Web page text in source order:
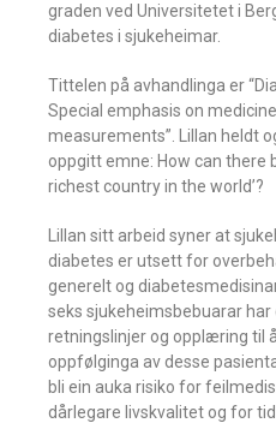
graden ved Universitetet i
diabetes i sjukeheimar.
Tittelen på avhandlinga er
Special emphasis on
measurements”. Lillan heldt
oppgitt emne: How can there
richest country in the world’?
Lillan sitt arbeid syner at
diabetes er utsett for
generelt og
seks sjukeheimsbebuarar
retningslinjer og opplæring til
oppfølginga av desse
bli ein auka risiko for
dårlegare livskvalitet og for